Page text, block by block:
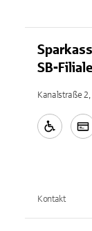
SB-
Kanalstraße
Kontakt